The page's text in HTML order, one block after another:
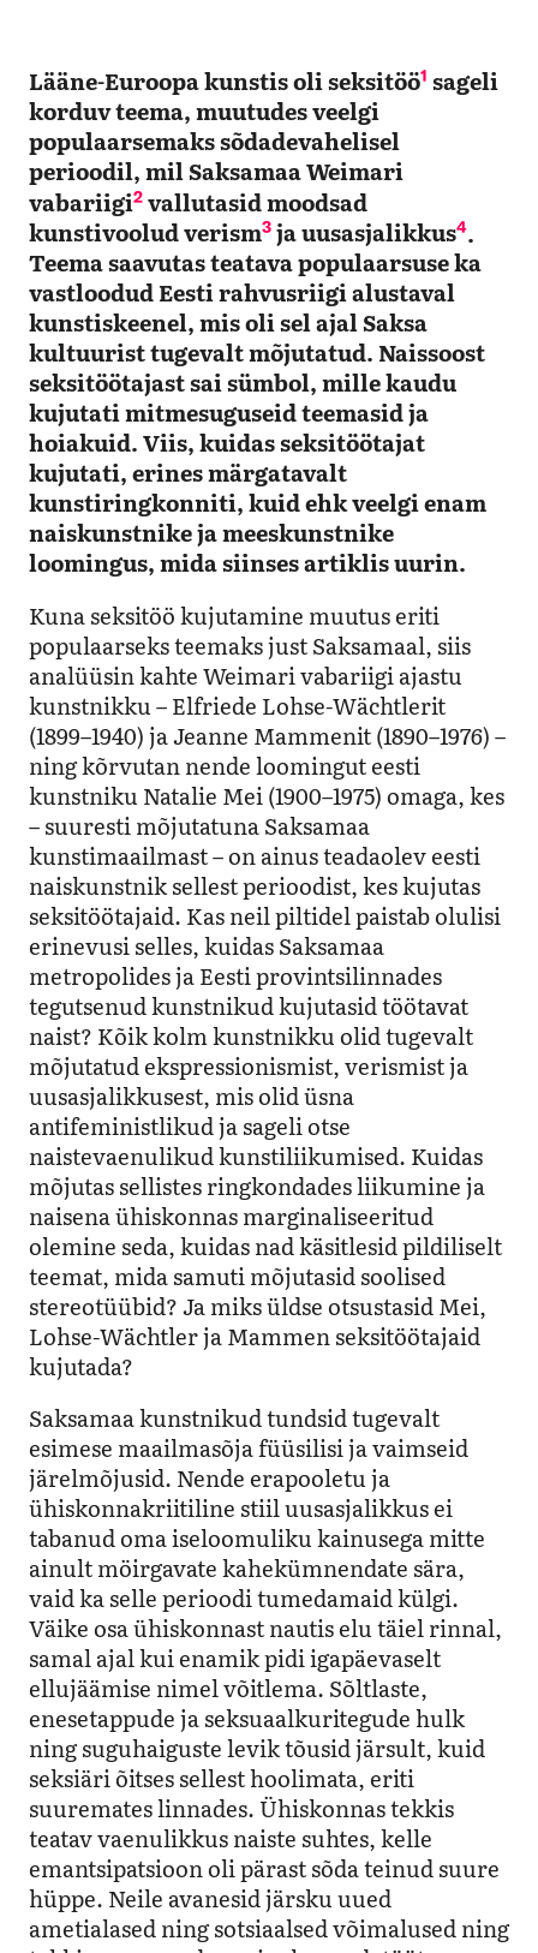
Lääne-Euroopa kunstis oli seksitöö1 sageli
korduv teema, muutudes veelgi
populaarsemaks sõdadevahelisel
perioodil, mil Saksamaa Weimari
vabariigi2 vallutasid moodsad
kunstivoolud verism3 ja uusasjalikkus4.
Teema saavutas teatava populaarsuse ka
vastloodud Eesti rahvusriigi alustaval
kunstiskeenel, mis oli sel ajal Saksa
kultuurist tugevalt mõjutatud. Naissoost
seksitöötajast sai sümbol, mille kaudu
kujutati mitmesuguseid teemasid ja
hoiakuid. Viis, kuidas seksitöötajat
kujutati, erines märgatavalt
kunstiringkonniti, kuid ehk veelgi enam
naiskunstnike ja meeskunstnike
loomingus, mida siinses artiklis uurin.
Kuna seksitöö kujutamine muutus eriti
populaarseks teemaks just Saksamaal, siis
analüüsin kahte Weimari vabariigi ajastu
kunstnikku – Elfriede Lohse-Wächtlerit
(1899–1940)ja Jeanne Mammenit(1890–1976)–
ning kõrvutan nende loomingut eesti
kunstniku Natalie Mei (1900–1975) omaga, kes
– suuresti mõjutatuna Saksamaa
kunstimaailmast – on ainus teadaolev eesti
naiskunstnik sellest perioodist, kes kujutas
seksitöötajaid. Kas neil piltidel paistab olulisi
erinevusi selles, kuidas Saksamaa
metropolides ja Eesti provintsilinnades
tegutsenud kunstnikud kujutasid töötavat
naist? Kõik kolm kunstnikku olid tugevalt
mõjutatud ekspressionismist, verismist ja
uusasjalikkusest, mis olid üsna
antifeministlikud ja sageli otse
naistevaenulikud kunstiliikumised. Kuidas
mõjutas sellistes ringkondades liikumine ja
naisena ühiskonnas marginaliseeritud
olemine seda, kuidas nad käsitlesid pildiliselt
teemat, mida samuti mõjutasid soolised
stereotüübid? Ja miks üldse otsustasid Mei,
Lohse-Wächtler ja Mammen seksitöötajaid
kujutada?
Saksamaa kunstnikud tundsid tugevalt
esimese maailmasõja füüsilisi ja vaimseid
järelmõjusid. Nende erapooletu ja
ühiskonnakriitiline stiil uusasjalikkus ei
tabanud oma iseloomuliku kainusega mitte
ainult möirgavate kahekümnendate sära,
vaid ka selle perioodi tumedamaid külgi.
Väike osa ühiskonnast nautis elu täiel rinnal,
samal ajal kui enamik pidi igapäevaselt
ellujäämise nimel võitlema. Sõltlaste,
enesetappude ja seksuaalkuritegude hulk
ning suguhaiguste levik tõusid järsult, kuid
seksiäri õitses sellest hoolimata, eriti
suuremates linnades. Ühiskonnas tekkis
teatavvaenulikkus naiste suhtes, kelle
emantsipatsioon oli pärast sõda teinud suure
hüppe. Neile avanesid järsku uued
ametialased ning sotsiaalsed võimalused ning